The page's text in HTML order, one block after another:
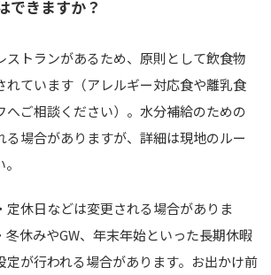
できますか？
ストランがあるため、原則として飲食物
れています（アレルギー対応食や離乳食
へご相談ください）。水分補給のための
る場合がありますが、詳細は現地のルー
休日などは変更される場合がありま
冬休みやGW、年末年始といった長期休暇
定が行われる場合があります。お出かけ前